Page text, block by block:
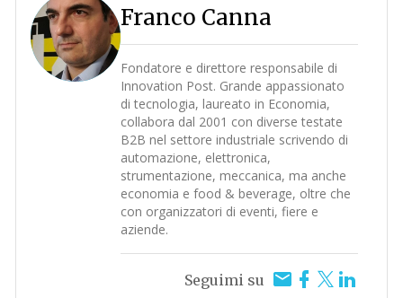
Franco Canna
Fondatore e direttore responsabile di
Innovation Post. Grande appassionato
di tecnologia, laureato in Economia,
collabora dal 2001 con diverse testate
B2B nel settore industriale scrivendo di
automazione, elettronica,
strumentazione, meccanica, ma anche
economia e food & beverage, oltre che
con organizzatori di eventi, fiere e
aziende.
Seguimi su